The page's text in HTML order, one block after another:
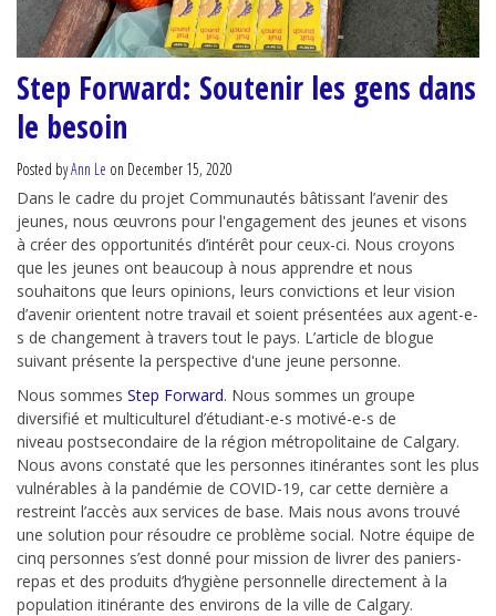
Step Forward: Soutenir les gens dans
le besoin
Posted byAnn Le on December 15, 2020
Dans le cadre du projet Communautés bâtissant l’avenir des
jeunes, nous œuvrons pour l'engagement des jeunes et visons
à créer des opportunités d’intérêt pour ceux-ci. Nous croyons
que les jeunes ont beaucoup à nous apprendre et nous
souhaitons que leurs opinions, leurs convictions et leur vision
d’avenir orientent notre travail et soient présentées aux agent-e-
s de changement à travers tout le pays. L’article de blogue
suivant présente la perspective d'une jeune personne.
Nous sommes Step Forward. Nous sommes un groupe
diversifié et multiculturel d’étudiant-e-s motivé-e-s de
niveau postsecondaire de la région métropolitaine de Calgary.
Nous avons constaté que les personnes itinérantes sont les plus
vulnérables à la pandémie de COVID-19, car cette dernière a
restreint l’accès aux services de base. Mais nous avons trouvé
une solution pour résoudre ce problème social. Notre équipe de
cinq personnes s’est donné pour mission de livrer des paniers-
repas et des produits d’hygiène personnelle directement à la
population itinérante des environs de la ville de Calgary.